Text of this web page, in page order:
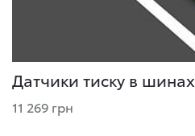
Датчики тиску в шинах
11 269 грн